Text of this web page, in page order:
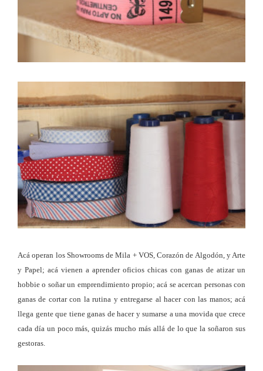
Acá operan los Showrooms de Mila + VOS, Corazón de Algodón, y Arte
y Papel; acá vienen a aprender oficios chicas con ganas de atizar un
hobbie o soñar un emprendimiento propio; acá se acercan personas con
ganas de cortar con la rutina y entregarse al hacer con las manos; acá
llega gente que tiene ganas de hacer y sumarse a una movida que crece
cada día un poco más, quizás mucho más allá de lo que la soñaron sus
gestoras.